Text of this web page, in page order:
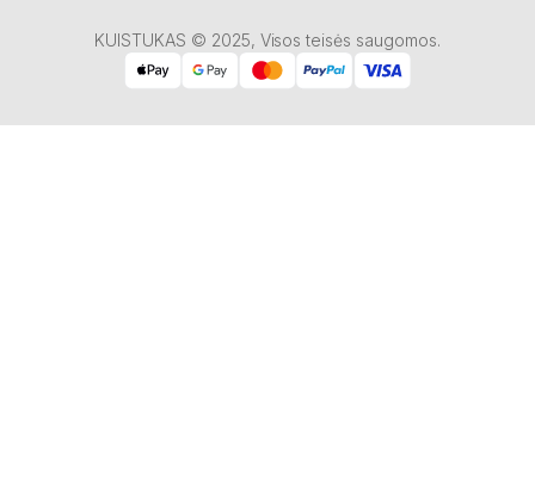
KUISTUKAS © 2025, Visos teisės saugomos.